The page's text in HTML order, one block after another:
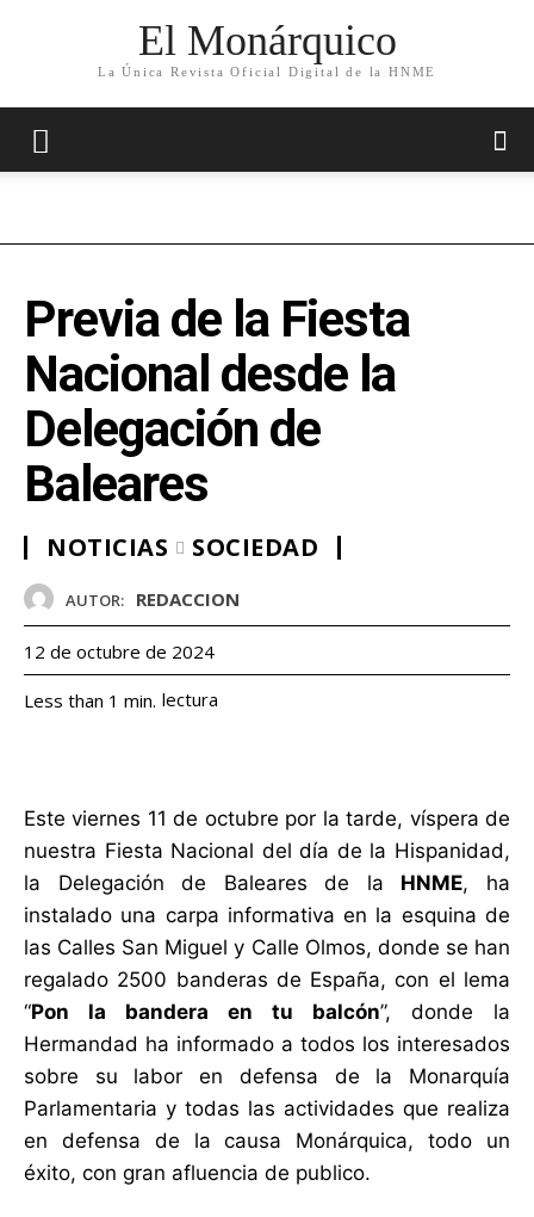
El Monárquico
La Única Revista Oficial Digital de la HNME
Previa de la Fiesta
Nacional desde la
Delegación de
Baleares
NOTICIAS SOCIEDAD
AUTOR: REDACCION
12 de octubre de 2024
Less than 1 min. lectura
Este viernes 11 de octubre por la tarde, víspera de
nuestra Fiesta Nacional del día de la Hispanidad,
la Delegación de Baleares de la HNME, ha
instalado una carpa informativa en la esquina de
las Calles San Miguel y Calle Olmos, donde se han
regalado 2500 banderas de España, con el lema
“Pon la bandera en tu balcón”, donde la
Hermandad ha informado a todos los interesados
sobre su labor en defensa de la Monarquía
Parlamentaria y todas las actividades que realiza
en defensa de la causa Monárquica, todo un
éxito, con gran afluencia de publico.